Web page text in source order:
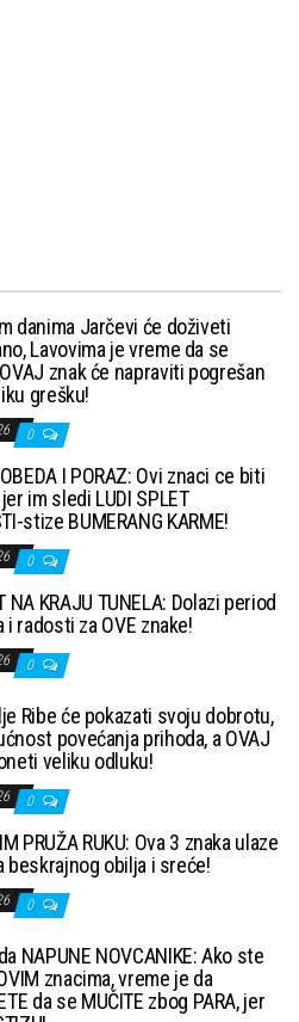
danima Jarčevi će doživeti
Lavovima je vreme da se
znak će napraviti pogrešan
grešku!
0
I PORAZ: Ovi znaci ce biti
jer im sledi LUDI SPLET
stize BUMERANG KARME!
0
NA KRAJU TUNELA: Dolazi period
i radosti za OVE znake!
0
Ribe će pokazati svoju dobrotu,
povećanja prihoda, a OVAJ
veliku odluku!
0
PRUŽA RUKU: Ova 3 znaka ulaze
beskrajnog obilja i sreće!
0
NAPUNE NOVCANIKE: Ako ste
znacima, vreme je da
da se MUČITE zbog PARA, jer